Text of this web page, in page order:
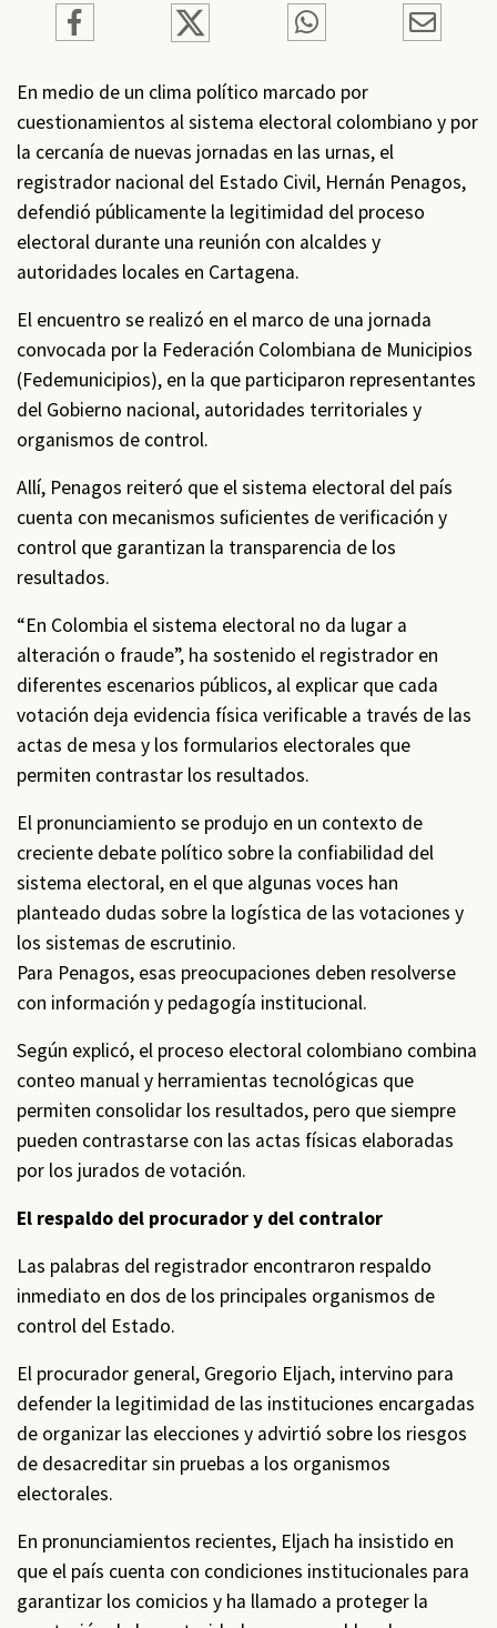
En medio de un clima político marcado por
cuestionamientos al sistema electoral colombiano y por
la cercanía de nuevas jornadas en las urnas, el
registrador nacional del Estado Civil, Hernán Penagos,
defendió públicamente la legitimidad del proceso
electoral durante una reunión con alcaldes y
autoridades locales en Cartagena.
El encuentro se realizó en el marco de una jornada
convocada por la Federación Colombiana de Municipios
(Fedemunicipios), en la que participaron representantes
del Gobierno nacional, autoridades territoriales y
organismos de control.
Allí, Penagos reiteró que el sistema electoral del país
cuenta con mecanismos suficientes de verificación y
control que garantizan la transparencia de los
resultados.
“En Colombia el sistema electoral no da lugar a
alteración o fraude”, ha sostenido el registrador en
diferentes escenarios públicos, al explicar que cada
votación deja evidencia física verificable a través de las
actas de mesa y los formularios electorales que
permiten contrastar los resultados.
El pronunciamiento se produjo en un contexto de
creciente debate político sobre la confiabilidad del
sistema electoral, en el que algunas voces han
planteado dudas sobre la logística de las votaciones y
los sistemas de escrutinio.
Para Penagos, esas preocupaciones deben resolverse
con información y pedagogía institucional.
Según explicó, el proceso electoral colombiano combina
conteo manual y herramientas tecnológicas que
permiten consolidar los resultados, pero que siempre
pueden contrastarse con las actas físicas elaboradas
por los jurados de votación.
El respaldo del procurador y del contralor
Las palabras del registrador encontraron respaldo
inmediato en dos de los principales organismos de
control del Estado.
El procurador general, Gregorio Eljach, intervino para
defender la legitimidad de las instituciones encargadas
de organizar las elecciones y advirtió sobre los riesgos
de desacreditar sin pruebas a los organismos
electorales.
En pronunciamientos recientes, Eljach ha insistido en
que el país cuenta con condiciones institucionales para
garantizar los comicios y ha llamado a proteger la